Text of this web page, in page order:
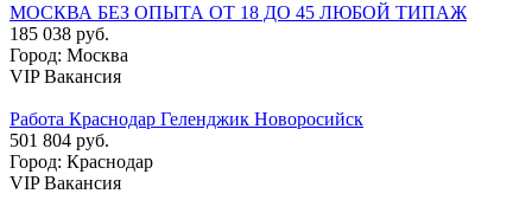
МОСКВА БЕЗ ОПЫТА ОТ 18 ДО 45 ЛЮБОЙ ТИПАЖ
185 038 руб.
Город: Москва
VIP Вакансия
Работа Краснодар Геленджик Новоросийск
501 804 руб.
Город: Краснодар
VIP Вакансия